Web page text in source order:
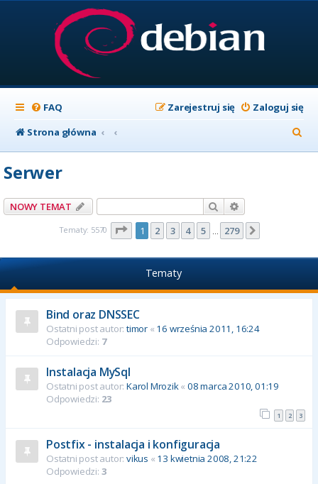
FAQ Zaloguj się
Zarejestruj się
Strona główna
z
Serwer
NOWY TEMAT Szukaj
Tematy: 5570 Strona z279
1 2 3 4 5 279
Tematy
Bind oraz DNSSEC
Ostatni post autor: timor « 16 września 2011, 16:24
Odpowiedzi: 7
Instalacja MySql
Ostatni post autor: Karol Mrozik«08 marca 2010, 01:19
Odpowiedzi: 23
1 2 3
Postfix - instalacja i konfiguracja
Ostatni post autor: vikus « 13 kwietnia 2008, 21:22
Odpowiedzi: 3